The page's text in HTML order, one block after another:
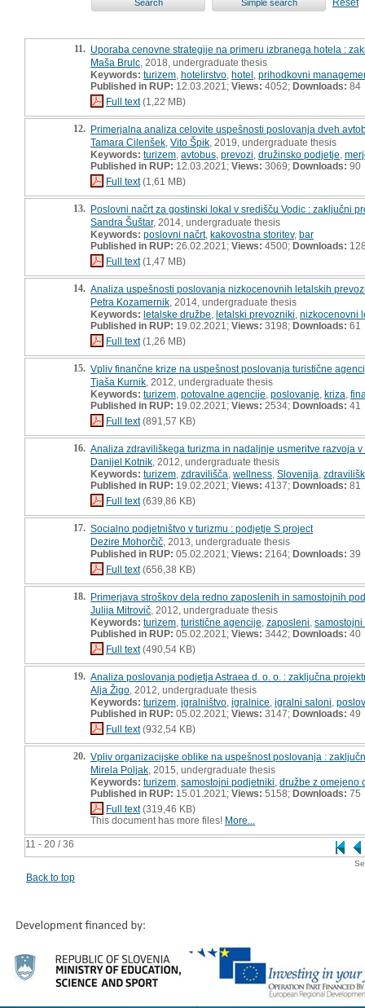
11 - 20 / 36
11. Uporaba cenovne strategije na primeru izbranega hotela :
Maša Brulc , 2018, undergraduate thesis
Keywords: turizem hotelirstvo hotel prihodkovni
Published in RUP: 12.03.2021; Views: 4052; Downloads: 84
Full text(1,22 MB)
12. Primerjalna analiza celovite uspešnosti poslovanja dveh
Tamara Cilenšek Vito Špik , 2019, undergraduate thesis
Keywords: turizem avtobus prevozi družinsko podjetje
Published in RUP: 12.03.2021; Views: 3069; Downloads: 90
Full text(1,61 MB)
13. Poslovni načrt za gostinski lokal v središču Vodic : zaključni
Sandra Šuštar, 2014, undergraduate thesis
Keywords: poslovni načrt, kakovostna storitev, bar
Published in RUP: 26.02.2021; Views: 4500; Downloads:
Full text(1,47 MB)
14. Analiza uspešnosti poslovanja nizkocenovnih letalskih
Petra Kozamernik , 2014, undergraduate thesis
Keywords: letalske družbe letalski prevozniki nizkocenovni
Published in RUP: 19.02.2021; Views: 3198; Downloads: 61
Full text(1,26 MB)
15. Vpliv finančne krize na uspešnost poslovanja turistične
Tjaša Kurnik , 2012, undergraduate thesis
Keywords: turizem potovalne agencije poslovanje kriza
Published in RUP: 19.02.2021; Views: 2534; Downloads: 41
Full text(891,57 KB)
16. Analiza zdraviliškega turizma in nadaljnje usmeritve razvoja
Danijel Kotnik , 2012, undergraduate thesis
Keywords: turizem zdravilišča wellness Slovenija
Published in RUP: 19.02.2021; Views: 4137; Downloads: 81
Full text(639,86 KB)
17. Socialno podjetništvo v turizmu : podjetje S project
Dezire Mohorčič , 2013, undergraduate thesis
Published in RUP: 05.02.2021; Views: 2164; Downloads: 39
Full text(656,38 KB)
18. Primerjava stroškov dela redno zaposlenih in samostojnih
Julija Mitrovič , 2012, undergraduate thesis
Keywords: turizem turistične agencije zaposleni
Published in RUP: 05.02.2021; Views: 3442; Downloads: 40
Full text(490,54 KB)
19. Analiza poslovanja podjetja Astraea d. o. o. : zaključna
Alja Žigo , 2012, undergraduate thesis
Keywords: turizem igralništvo igralnice igralni saloni
Published in RUP: 05.02.2021; Views: 3147; Downloads: 49
Full text(932,54 KB)
20. Vpliv organizacijske oblike na uspešnost poslovanja :
Mirela Poljak , 2015, undergraduate thesis
Keywords: turizem samostojni podjetniki družbe z omejeno
Published in RUP: 15.01.2021; Views: 5158; Downloads: 75
Full text(319,46 KB)
This document has more files! More...
Back to top